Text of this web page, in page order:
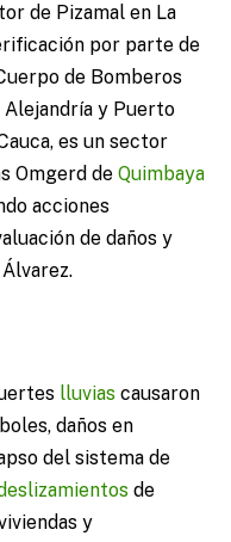
de Pizamal en La
por parte de
de Bomberos
y Puerto
es un sector
Omgerd de Quimbaya
acciones
de daños y
lluvias causaron
daños en
del sistema de
de
y